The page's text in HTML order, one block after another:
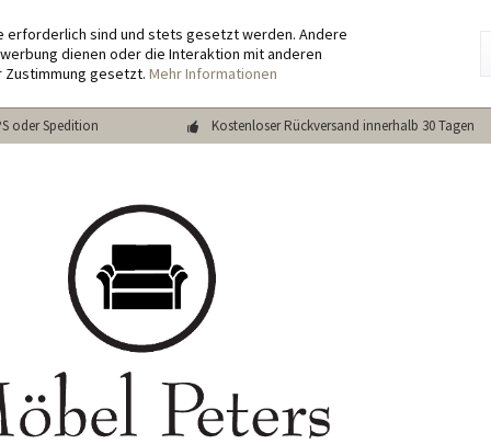
sind und stets gesetzt werden. Andere
dienen oder die Interaktion mit anderen
Zustimmung gesetzt. Mehr Informationen
oder Spedition Kostenloser Rückversand innerhalb 30 Tagen